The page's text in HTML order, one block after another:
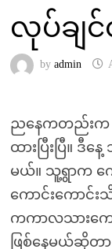
လုပ်ချ
by admin
ညနေကတည်းက
ထားပြီးပြီ။ ဒီ
မယ်။ သူ့ရွာက က
ကောင်းကော
ကကာလသားက
ဖြစ်နေမယ်ဆိုတ